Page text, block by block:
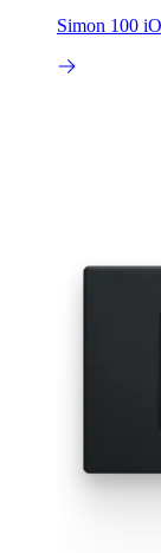
Simon 100 iO